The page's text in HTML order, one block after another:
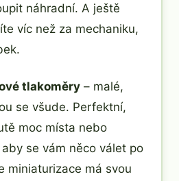
náhradní. A ještě
víc než za mechaniku,
tlakoměry – malé,
se všude. Perfektní,
moc místa nebo
se vám něco válet po
miniaturizace má svou